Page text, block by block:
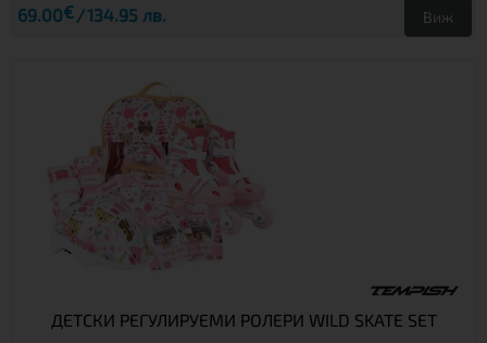
69.00€ 134.95 лв. Виж
ДЕТСКИ РЕГУЛИРУЕМИ РОЛЕРИ WILD SKATE SET